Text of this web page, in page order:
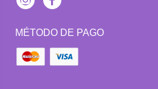
InstagramFacebook
MÉTODO DE PAGO